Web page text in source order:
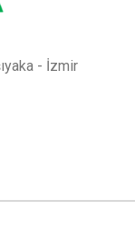
- İzmir